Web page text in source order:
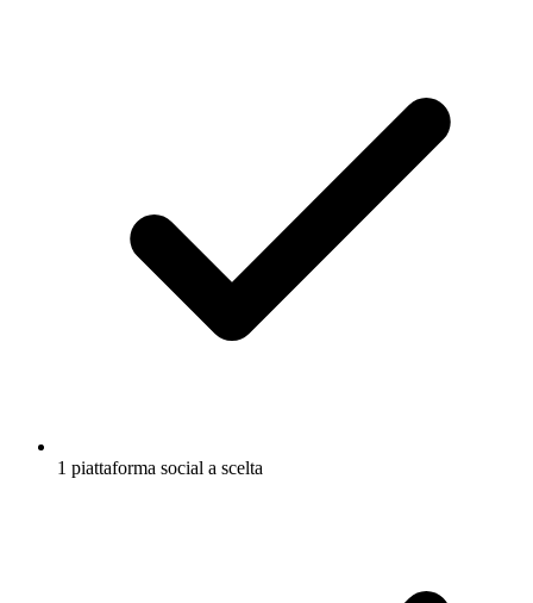
1 piattaforma social a scelta